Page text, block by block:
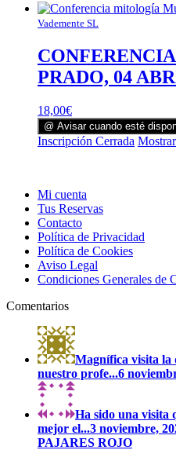
Vademente SL
PRADO, 04
18,00€
@ Avisar cuando esté
Inscripción Cerrada
Mi cuenta
Tus Reservas
Contacto
Política de Privacidad
Política de Cookies
Aviso Legal
Condiciones Generales de
Comentarios
Magnífica visita la
nuestro profe...6
Ha sido una visita
mejor el...3 noviembre,
PAJARES ROJO